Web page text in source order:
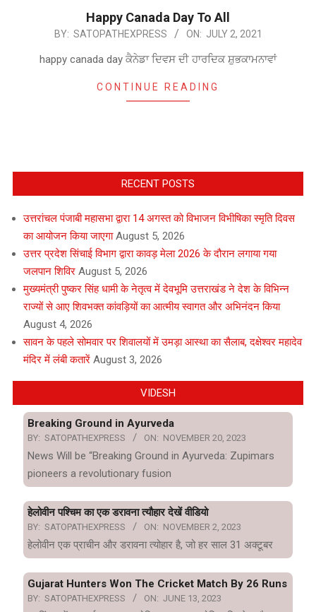
Happy Canada Day To All
2021-BY: SATOPATHEXPRESS ON: JULY 2, 2021
happy canada day ਕੈਨੇਡਾ ਦਿਵਸ ਦੀ ਹਾਰਦਿਕ ਸ਼ੁਭਕਾਮਨਾਵਾਂ
CONTINUE READING
RECENT POSTS
उत्तरांचल पंजाबी महासभा द्वारा 14 अगस्त को विभाजन विभीषिका स्मृति दिवस
का आयोजन किया जाएगा August 5, 2026
उत्तर प्रदेश सिंचाई विभाग द्वारा कावड़ मेला 2026 के दौरान लगाया गया
जलपान शिविर August 5, 2026
मुख्यमंत्री पुष्कर सिंह धामी के नेतृत्व में देवभूमि उत्तराखंड ने देश के विभिन्न
राज्यों से आए शिवभक्त कांवड़ियों का आत्मीय स्वागत और अभिनंदन किया
August 4, 2026
सावन के पहले सोमवार पर शिवालयों में उमड़ा आस्था का सैलाब, दक्षेश्वर महादेव
मंदिर में लंबी कतारें August 3, 2026
VIDESH
Breaking Ground in Ayurveda
BY: SATOPATHEXPRESS ON: NOVEMBER 20, 2023
News Will be “Breaking Ground in Ayurveda: Zupimars
pioneers a revolutionary fusion
हेलोवीन पश्चिम का एक डरावना त्यौहार देखें वीडियो
BY: SATOPATHEXPRESS ON: NOVEMBER 2, 2023
हेलोवीन एक प्राचीन और डरावना त्योहार है, जो हर साल 31 अक्टूबर
Gujarat Hunters Won The Cricket Match By 26 Runs
BY: SATOPATHEXPRESS ON: JUNE 13, 2023